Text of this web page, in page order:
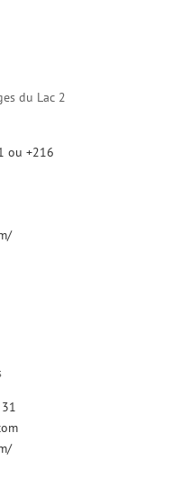
du Lac 2
ou +216